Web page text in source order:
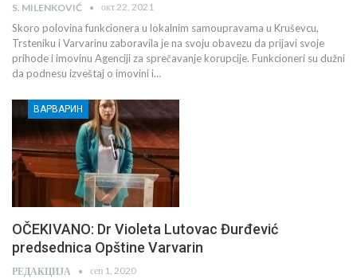
S. MILENKOVIĆ окт 22, 2021
Skoro polovina funkcionera u lokalnim samoupravama u Kruševcu,
Trsteniku i Varvarinu zaboravila je na svoju obavezu da prijavi svoje
prihode i imovinu Agenciji za sprečavanje korupcije. Funkcioneri su dužni
da podnesu izveštaj o imovini i…
ВАРВАРИН
OČEKIVANO: Dr Violeta Lutovac Đurđević
predsednica Opštine Varvarin
РЕДАКЦИЈА сеп 1, 2020